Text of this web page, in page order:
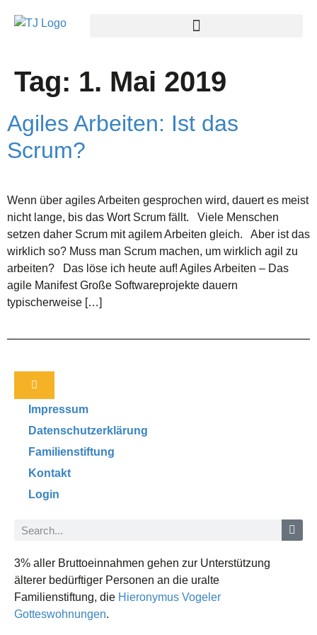
Tag: 1. Mai 2019
Agiles Arbeiten: Ist das
Scrum?
Wenn über agiles Arbeiten gesprochen wird, dauert es meist
nicht lange, bis das Wort Scrum fällt. Viele Menschen
setzen daher Scrum mit agilem Arbeiten gleich. Aber ist das
wirklich so? Muss man Scrum machen, um wirklich agil zu
arbeiten? Das löse ich heute auf! Agiles Arbeiten – Das
agile Manifest Große Softwareprojekte dauern
typischerweise […]
Impressum
Datenschutzerklärung
Familienstiftung
Kontakt
Login
3% aller Bruttoeinnahmen gehen zur Unterstützung
älterer bedürftiger Personen an die uralte
Familienstiftung, die Hieronymus Vogeler
Gotteswohnungen.